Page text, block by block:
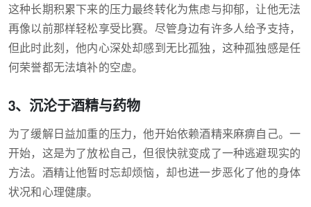
这种长期积累下来的压力最终转化为焦虑与抑郁，让他无法
再像以前那样轻松享受比赛。尽管身边有许多人给予支持，
但此时此刻，他内心深处却感到无比孤独，这种孤独感是任
何荣誉都无法填补的空虚。
3、沉沦于酒精与药物
为了缓解日益加重的压力，他开始依赖酒精来麻痹自己。一
开始，这是为了放松自己，但很快就变成了一种逃避现实的
方法。酒精让他暂时忘却烦恼，却也进一步恶化了他的身体
状况和心理健康。